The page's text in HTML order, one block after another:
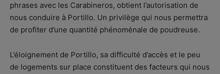
phrases avec les Carabineros, obtient l’autorisation de
nous conduire à Portillo. Un privilège qui nous permettra
de profiter d’une quantité phénoménale de poudreuse.
L’éloignement de Portillo, sa difficulté d’accès et le peu
de logements sur place constituent des facteurs qui nous